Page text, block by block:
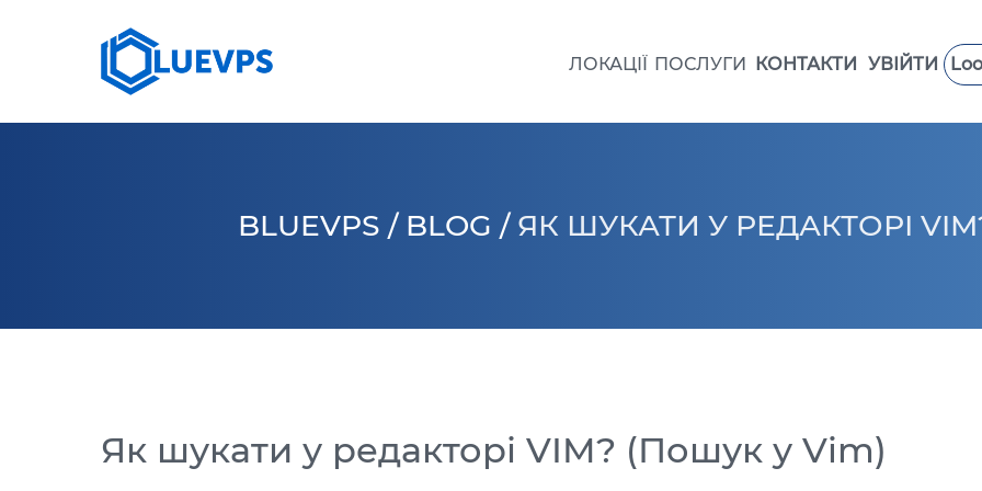
ЛОКАЦІЇ
VPS ІЗРАЇЛЬ
ПОСЛУГИ КОНТАКТИ УВІЙТИ
BLUEVPS / BLOG /ЯК ШУКАТИ У РЕДАКТОРІ
Як шукати у редакторі VIM? (Пошук у Vim)